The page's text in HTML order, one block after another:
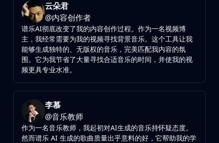
云朵君
@内容创作者
谱乐AI彻底改变了我的内容创作过程。作为一名视频博
主，我经常需要为我的视频寻找背景音乐。这个工具让我
能够生成独特的、无版权的音乐，完美匹配我内容的氛
围。它为我节省了大量寻找合适音乐的时间，并使我的视
频更具专业水准。
李慕
@音乐教师
作为一名音乐教师，我起初对AI生成的音乐持怀疑态度。
然而谱乐 AI 生成的歌曲质量出乎意料的好，它帮助我的学